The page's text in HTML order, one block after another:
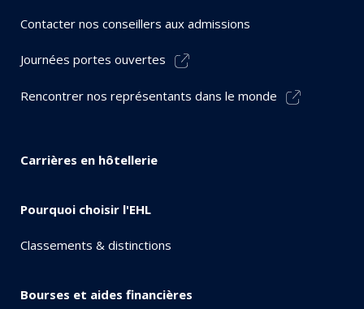
Contacter nos conseillers aux admissions
Journées portes ouvertes
Rencontrer nos représentants dans le monde
Carrières en hôtellerie
Pourquoi choisir l'EHL
Classements & distinctions
Bourses et aides financières